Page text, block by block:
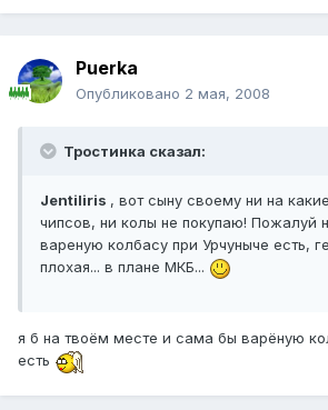
Puerka
Опубликовано 2 мая, 2008
Тростинка сказал:
Jentiliris , вот сыну своему ни на
чипсов, ни колы не покупаю! Пожалуй
вареную колбасу при Урчуныче есть,
плохая... в плане МКБ...
я б на твоём месте и сама бы варёную
есть